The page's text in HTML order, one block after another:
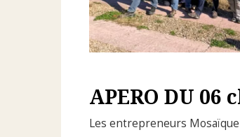
APERO DU 06
Les entrepreneurs